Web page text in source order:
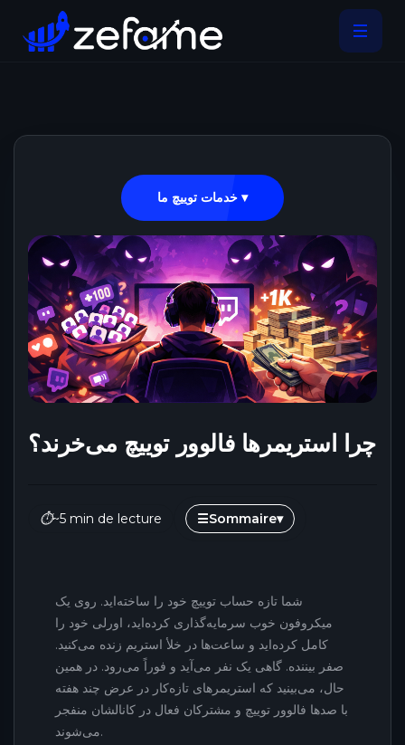
خدمات توییچ ما ▾
چرا استریمرها فالوور توییچ می‌خرند؟
⏱~5 min de lecture ☰Sommaire▾
شما تازه حساب توییچ خود را ساخته‌اید. روی یک
میکروفون خوب سرمایه‌گذاری کرده‌اید، اورلی خود را
کامل کرده‌اید و ساعت‌ها در خلأ استریم زنده می‌کنید.
صفر بیننده. گاهی یک نفر می‌آید و فوراً می‌رود. در همین
حال، می‌بینید که استریمرهای تازه‌کار در عرض چند هفته
با صدها فالوور توییچ و مشترکان فعال در کانالشان منفجر
می‌شوند.